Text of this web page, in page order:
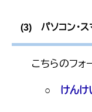
(3) パソコン・ス
こちらのフォー
○ けんけ